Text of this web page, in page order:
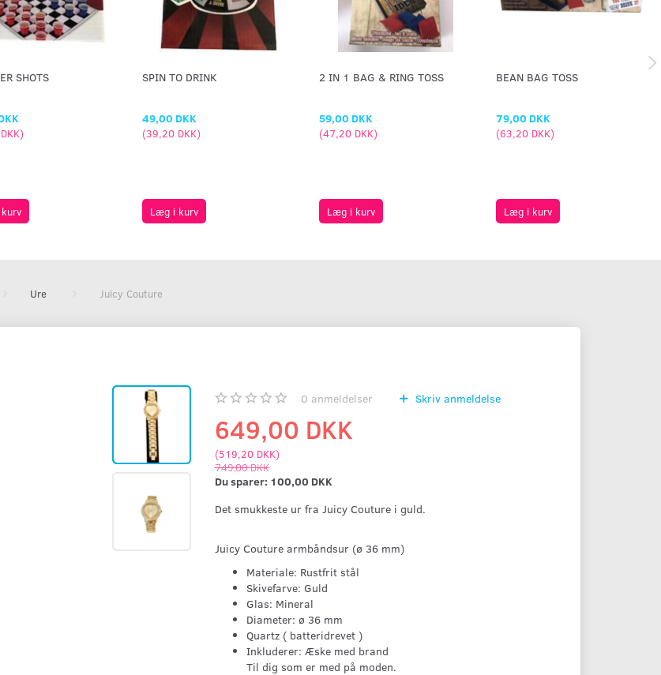
SHOTS
)
SPIN TO DRINK
49,00 DKK
(39,20 DKK)
Læg i kurv
2 IN 1 BAG & RING TOSS
59,00 DKK
(47,20 DKK)
Læg i kurv
BEAN BAG TOSS
79,00 DKK
(63,20 DKK)
Læg i kurv
Ure Juicy Couture
0 anmeldelser Skriv anmeldelse
649,00 DKK
(519,20 DKK)
749,00 DKK
Du sparer: 100,00 DKK
Det smukkeste ur fra Juicy Couture i guld.
Juicy Couture armbåndsur (ø 36 mm)
Materiale: Rustfrit stål
Skivefarve: Guld
Glas: Mineral
Diameter: ø 36 mm
Quartz ( batteridrevet )
Inkluderer: Æske med brand
Til dig som er med på moden.